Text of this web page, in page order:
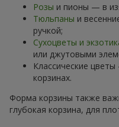
Розы и пионы — в
Тюльпаны и
ручкой;
Сухоцветы и
или джутовыми
Классические
корзинах.
Форма корзины также
глубокая корзина, для